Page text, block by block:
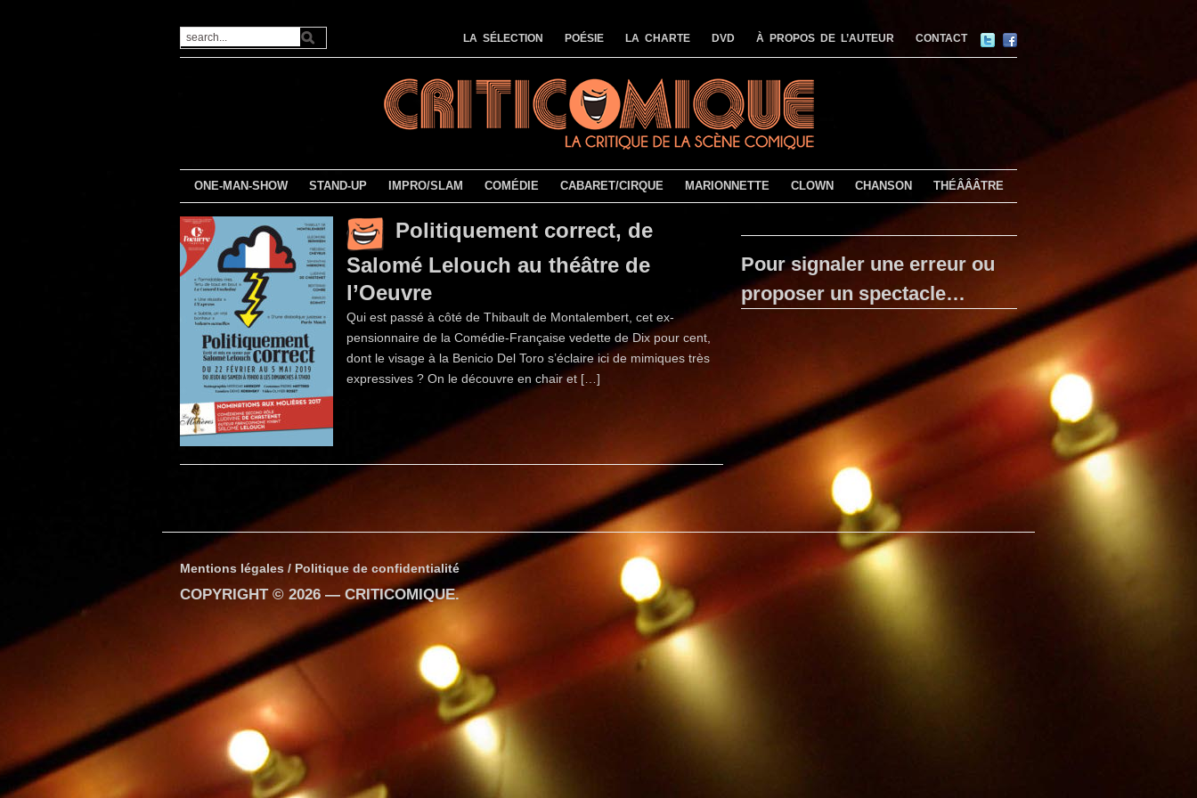
LA SÉLECTION POÉSIE LA CHARTE DVD À PROPOS DE L’AUTEUR CONTACT
ONE-MAN-SHOW STAND-UP IMPRO/SLAM COMÉDIE CABARET/CIRQUE MARIONNETTE CLOWN CHANSON THÉÂÂÂTRE
Politiquement correct, de
Salomé Lelouch au théâtre de
l’Oeuvre
Qui est passé à côté de Thibault de Montalembert, cet ex-
pensionnaire de la Comédie-Française vedette de Dix pour cent,
dont le visage à la Benicio Del Toro s’éclaire ici de mimiques très
expressives ? On le découvre en chair et […]
Pour signaler une erreur ou
proposer un spectacle…
Mentions légales / Politique de confidentialité
COPYRIGHT © 2026 — CRITICOMIQUE.